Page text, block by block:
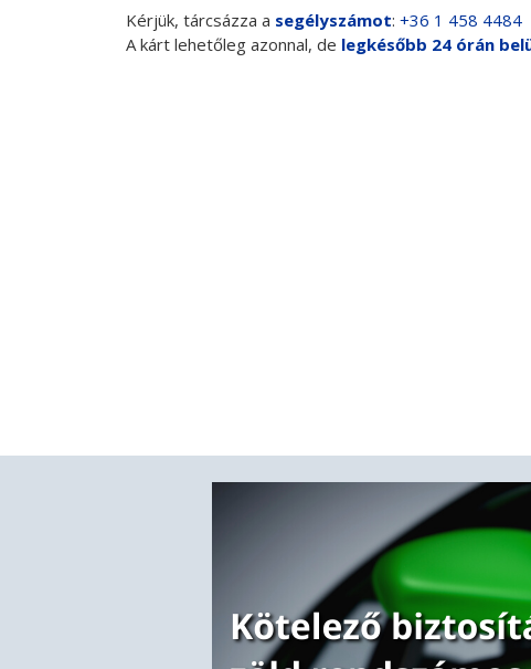
Kérjük, tárcsázza a segélyszámot: +36 1 458 4484
A kárt lehetőleg azonnal, de legkésőbb 24 órán